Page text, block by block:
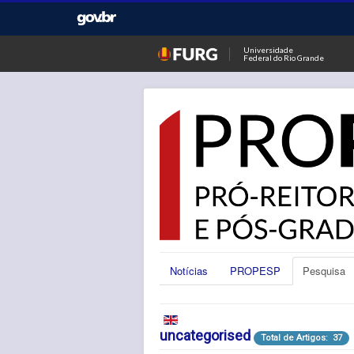
Universidade
Federal do Rio Grande
Notícias PROPESP Pesquisa
uncategorised Total de Artigos: 37